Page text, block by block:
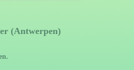
(Antwerpen)